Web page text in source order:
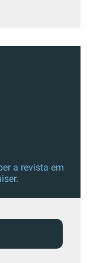
a revista em